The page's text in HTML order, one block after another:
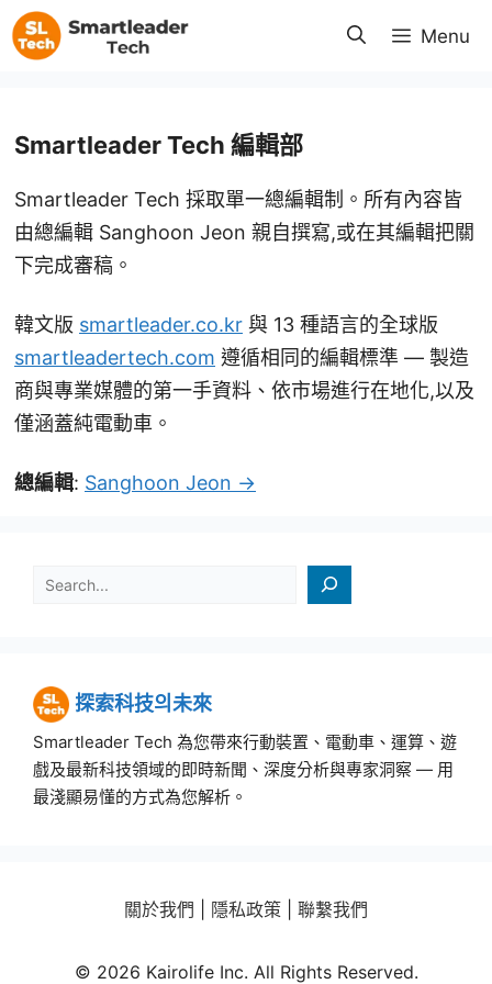
跳
至
內
Menu
Smartleader Tech 編輯部
Smartleader Tech 採取單一總編輯制。所有內容皆
由總編輯 Sanghoon Jeon 親自撰寫,或在其編輯把關
下完成審稿。
韓文版 smartleader.co.kr 與 13 種語言的全球版
smartleadertech.com 遵循相同的編輯標準 — 製造
商與專業媒體的第一手資料、依市場進行在地化,以及
僅涵蓋純電動車。
總編輯: Sanghoon Jeon →
검색
探索科技의未來
Smartleader Tech 為您帶來行動裝置、電動車、運算、遊
戲及最新科技領域的即時新聞、深度分析與專家洞察 — 用
最淺顯易懂的方式為您解析。
關於我們 隱私政策 聯繫我們
© 2026 Kairolife Inc. All Rights Reserved.